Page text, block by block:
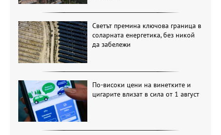
Светът премина ключова граница в
соларната енергетика, без никой
да забележи
По-високи цени на винетките и
цигарите влизат в сила от 1 август